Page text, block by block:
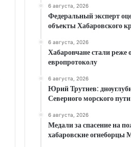
6 августа, 2026
Федеральный эксперт
объекты Хабаровского
6 августа, 2026
Хабаровчане стали
европротоколу
6 августа, 2026
Юрий Трутнев:
Северного морского пути
6 августа, 2026
Медали за спасение на
хабаровские огнеборцы